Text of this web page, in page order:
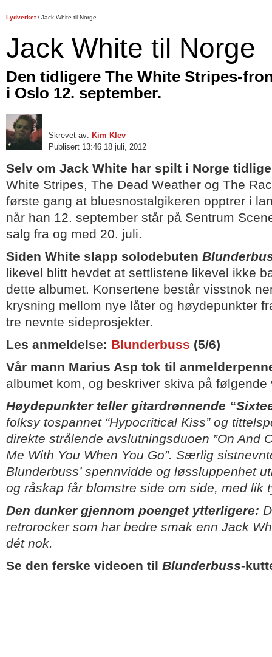
Lydverket/ Jack White til Norge
Jack White til Norge
Den tidligere The White Stripes-
i Oslo 12. september.
Skrevet av: Kim Klev
Publisert 13:46 18 juli, 2012
Selv om Jack White har spilt i Norge
White Stripes, The Dead Weather og The
første gang at bluesnostalgikeren opptrer i
når han 12. september står på Sentrum
salg fra og med 20. juli.
Siden White slapp solodebuten
likevel blitt hevdet at settlistene likevel ikke
dette albumet. Konsertene består visstnok
krysning mellom nye låter og høydepunkter
tre nevnte sideprosjekter.
Les anmeldelse: Blunderbuss (5/6)
Vår mann Marius Asp tok til
albumet kom, og beskriver skiva på følgende
Høydepunkter teller gitardrønnende
folksy tospannet “Hypocritical Kiss” og
direkte strålende avslutningsduoen ”On And
Me With You When You Go”. Særlig
Blunderbuss’ spennvidde og løssluppenhet
og råskap får blomstre side om side, med lik
Den dunker gjennom poenget ytterligere:
retrorocker som har bedre smak enn Jack
dét nok.
Se den ferske videoen til Blunderbuss-